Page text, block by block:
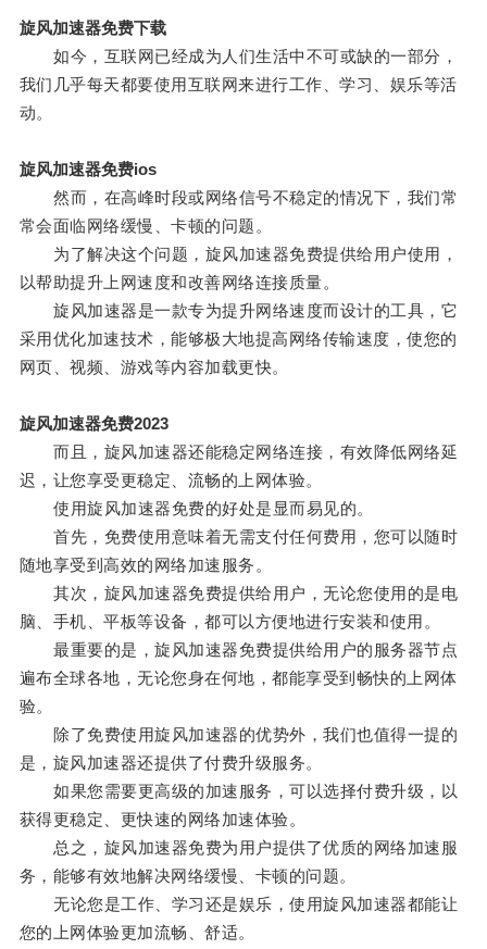
旋风加速器免费下载
如今，互联网已经成为人们生活中不可或缺的一部分，
我们几乎每天都要使用互联网来进行工作、学习、娱乐等活
动。
旋风加速器免费ios
然而，在高峰时段或网络信号不稳定的情况下，我们常
常会面临网络缓慢、卡顿的问题。
为了解决这个问题，旋风加速器免费提供给用户使用，
以帮助提升上网速度和改善网络连接质量。
旋风加速器是一款专为提升网络速度而设计的工具，它
采用优化加速技术，能够极大地提高网络传输速度，使您的
网页、视频、游戏等内容加载更快。
旋风加速器免费2023
而且，旋风加速器还能稳定网络连接，有效降低网络延
迟，让您享受更稳定、流畅的上网体验。
使用旋风加速器免费的好处是显而易见的。
首先，免费使用意味着无需支付任何费用，您可以随时
随地享受到高效的网络加速服务。
其次，旋风加速器免费提供给用户，无论您使用的是电
脑、手机、平板等设备，都可以方便地进行安装和使用。
最重要的是，旋风加速器免费提供给用户的服务器节点
遍布全球各地，无论您身在何地，都能享受到畅快的上网体
验。
除了免费使用旋风加速器的优势外，我们也值得一提的
是，旋风加速器还提供了付费升级服务。
如果您需要更高级的加速服务，可以选择付费升级，以
获得更稳定、更快速的网络加速体验。
总之，旋风加速器免费为用户提供了优质的网络加速服
务，能够有效地解决网络缓慢、卡顿的问题。
无论您是工作、学习还是娱乐，使用旋风加速器都能让
您的上网体验更加流畅、舒适。